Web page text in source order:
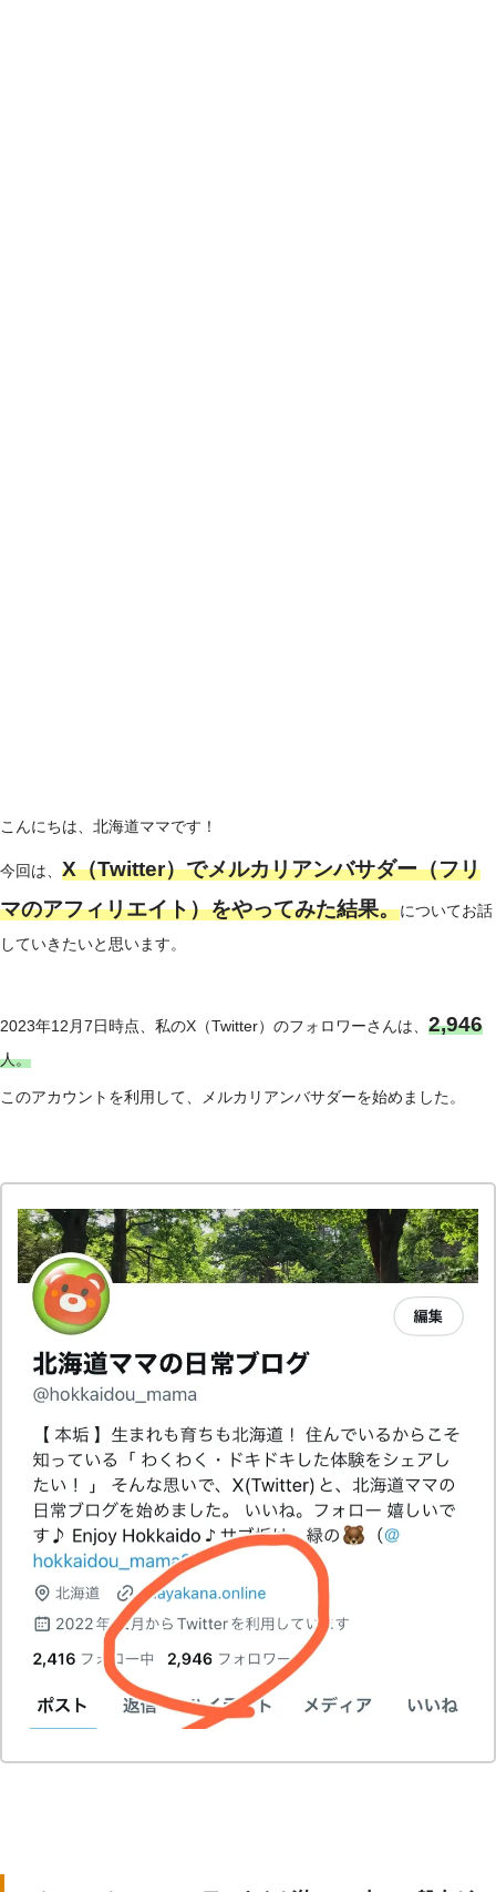
こんにちは、北海道ママです！
今回は、 X（Twitter）でメルカリアンバサダー（フリ
マのアフィリエイト）をやってみた結果。についてお話
していきたいと思います。
2023年12月7日時点、私のX（Twitter）のフォロワーさんは、 2,946
人。
このアカウントを利用して、メルカリアンバサダーを始めました。